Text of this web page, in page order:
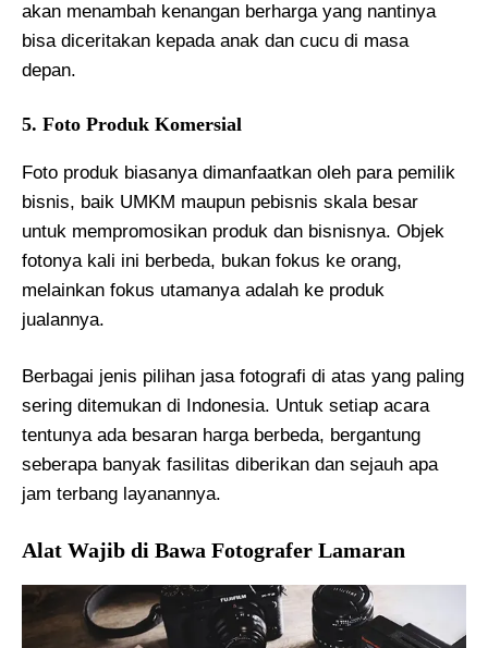
akan menambah kenangan berharga yang nantinya
bisa diceritakan kepada anak dan cucu di masa
depan.
5. Foto Produk Komersial
Foto produk biasanya dimanfaatkan oleh para pemilik
bisnis, baik UMKM maupun pebisnis skala besar
untuk mempromosikan produk dan bisnisnya. Objek
fotonya kali ini berbeda, bukan fokus ke orang,
melainkan fokus utamanya adalah ke produk
jualannya.
Berbagai jenis pilihan jasa fotografi di atas yang paling
sering ditemukan di Indonesia. Untuk setiap acara
tentunya ada besaran harga berbeda, bergantung
seberapa banyak fasilitas diberikan dan sejauh apa
jam terbang layanannya.
Alat Wajib di Bawa Fotografer Lamaran